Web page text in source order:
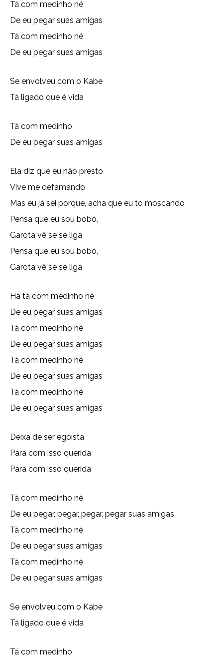
Tá com medinho né
De eu pegar suas amigas
Tá com medinho né
De eu pegar suas amigas
Se envolveu com o Kabe
Tá ligado que é vida
Tá com medinho
De eu pegar suas amigas
Ela diz que eu não presto
Vive me defamando
Mas eu já sei porque, acha que eu to moscando
Pensa que eu sou bobo,
Garota vê se se liga
Pensa que eu sou bobo,
Garota vê se se liga
Hã tá com medinho né
De eu pegar suas amigas
Tá com medinho né
De eu pegar suas amigas
Tá com medinho né
De eu pegar suas amigas
Tá com medinho né
De eu pegar suas amigas
Deixa de ser egoísta
Para com isso querida
Para com isso querida
Tá com medinho né
De eu pegar, pegar, pegar, pegar suas amigas
Tá com medinho né
De eu pegar suas amigas
Tá com medinho né
De eu pegar suas amigas
Se envolveu com o Kabe
Tá ligado que é vida
Tá com medinho